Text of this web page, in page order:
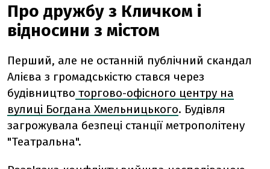
Про дружбу з Кличком і
відносини з містом
Перший, але не останній публічний скандал
Алієва з громадськістю стався через
будівництво торгово-офісного центру на
вулиці Богдана Хмельницького. Будівля
загрожувала безпеці станції метрополітену
"Театральна".